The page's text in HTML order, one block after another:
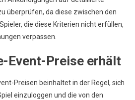
überprüfen, da diese zwischen den
die diese Kriterien nicht erfüllen,
verpassen.
Event-Preise erhält
Preisen beinhaltet in der Regel, sich
einzuloggen und die von den